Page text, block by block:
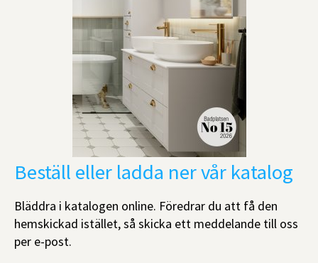
Beställ eller ladda ner vår katalog
Bläddra i katalogen online. Föredrar du att få den
hemskickad istället, så skicka ett meddelande till oss
per e-post.